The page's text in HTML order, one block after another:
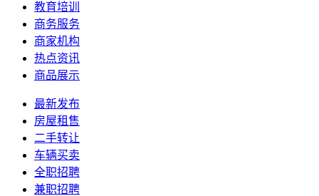
教育培训
商务服务
商家机构
热点资讯
商品展示
最新发布
房屋租售
二手转让
车辆买卖
全职招聘
兼职招聘